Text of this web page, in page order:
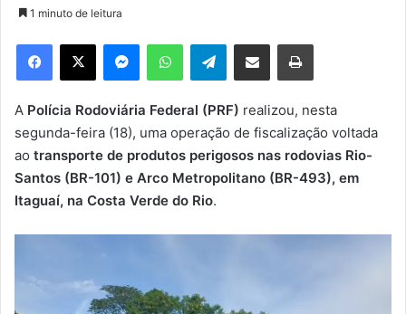
e
m
e
-
m
a
1 minuto de leitura
Telegram
A Polícia Rodoviária Federal (PRF) realizou, nesta
segunda-feira (18), uma operação de fiscalização voltada
ao transporte de produtos perigosos nas rodovias Rio-
Santos (BR-101) e Arco Metropolitano (BR-493), em
Itaguaí, na Costa Verde do Rio.